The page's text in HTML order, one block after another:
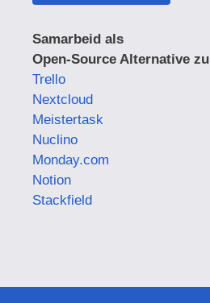
Samarbeid als
Open-Source Alternative zu
Trello
Nextcloud
Meistertask
Nuclino
Monday.com
Notion
Stackfield